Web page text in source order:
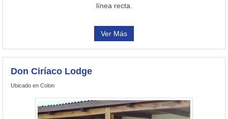
línea recta.
Ver Más
Don Ciríaco Lodge
Ubicado en Colon